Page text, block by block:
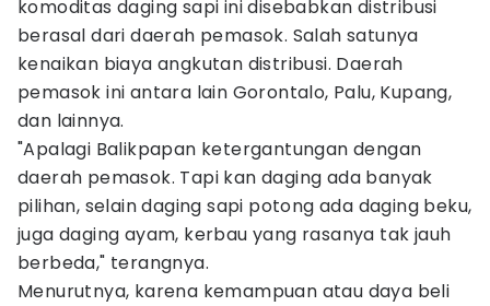
komoditas daging sapi ini disebabkan distribusi
berasal dari daerah pemasok. Salah satunya
kenaikan biaya angkutan distribusi. Daerah
pemasok ini antara lain Gorontalo, Palu, Kupang,
dan lainnya.
"Apalagi Balikpapan ketergantungan dengan
daerah pemasok. Tapi kan daging ada banyak
pilihan, selain daging sapi potong ada daging beku,
juga daging ayam, kerbau yang rasanya tak jauh
berbeda," terangnya.
Menurutnya, karena kemampuan atau daya beli